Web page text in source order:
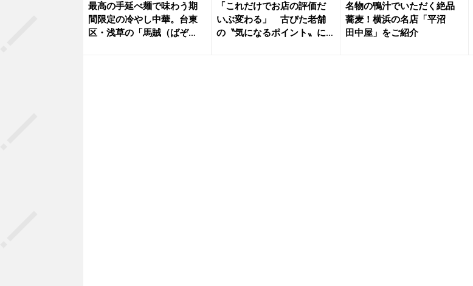
最高の手延べ麺で味わう期
間限定の冷やし中華。台東
区・浅草の「馬賊（ばぞ
「これだけでお店の評価だ
いぶ変わる」 古びた老舗
の〝気になるポイント〟に2.
名物の鴨汁でいただく絶品
蕎麦！横浜の名店「平沼
田中屋」をご紹介